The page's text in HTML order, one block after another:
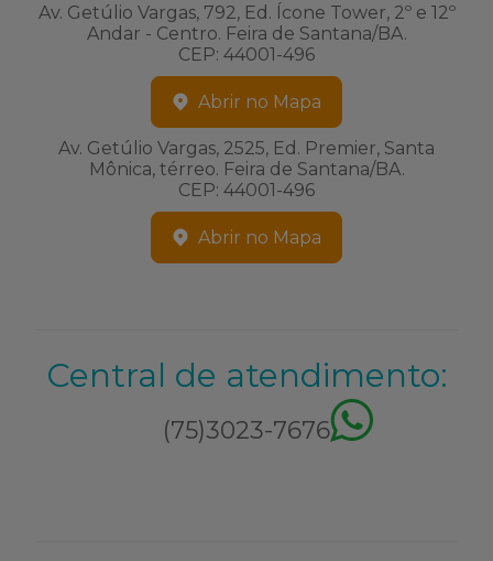
Av. Getúlio Vargas, 792, Ed. Ícone Tower, 2º e 12º
Andar - Centro. Feira de Santana/BA.
CEP: 44001-496
Abrir no Mapa
Av. Getúlio Vargas, 2525, Ed. Premier, Santa
Mônica, térreo. Feira de Santana/BA.
CEP: 44001-496
Abrir no Mapa
Central de atendimento:
(75)3023-7676